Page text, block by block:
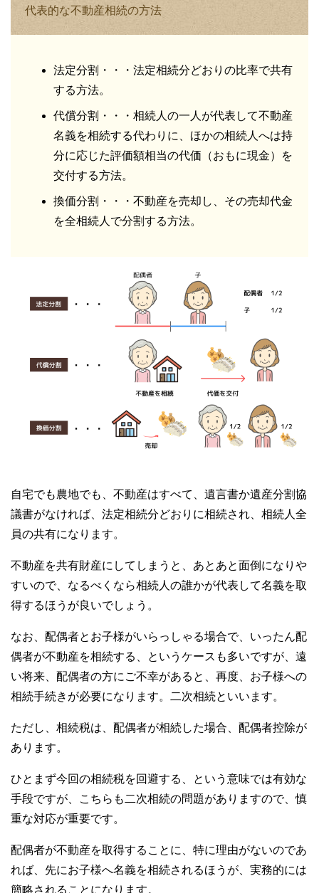
代表的な不動産相続の方法
法定分割・・・法定相続分どおりの比率で共有
する方法。
代償分割・・・相続人の一人が代表して不動産
名義を相続する代わりに、ほかの相続人へは持
分に応じた評価額相当の代価（おもに現金）を
交付する方法。
換価分割・・・不動産を売却し、その売却代金
を全相続人で分割する方法。
自宅でも農地でも、不動産はすべて、遺言書か遺産分割協
議書がなければ、法定相続分どおりに相続され、相続人全
員の共有になります。
不動産を共有財産にしてしまうと、あとあと面倒になりや
すいので、なるべくなら相続人の誰かが代表して名義を取
得するほうが良いでしょう。
なお、配偶者とお子様がいらっしゃる場合で、いったん配
偶者が不動産を相続する、というケースも多いですが、遠
い将来、配偶者の方にご不幸があると、再度、お子様への
相続手続きが必要になります。二次相続といいます。
ただし、相続税は、配偶者が相続した場合、配偶者控除が
あります。
ひとまず今回の相続税を回避する、という意味では有効な
手段ですが、こちらも二次相続の問題がありますので、慎
重な対応が重要です。
配偶者が不動産を取得することに、特に理由がないのであ
れば、先にお子様へ名義を相続されるほうが、実務的には
簡略されることになります。